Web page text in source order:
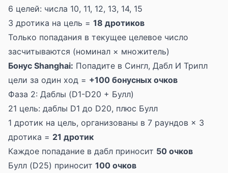
6 целей: числа 10, 11, 12, 13, 14, 15
3 дротика на цель = 18 дротиков
Только попадания в текущее целевое число
засчитываются (номинал × множитель)
Бонус Shanghai: Попадите в Сингл, Дабл И Трипл
цели за один ход = +100 бонусных очков
Фаза 2: Даблы (D1-D20 + Булл)
21 цель: даблы D1 до D20, плюс Булл
1 дротик на цель, организованы в 7 раундов × 3
дротика = 21 дротик
Каждое попадание в дабл приносит 50 очков
Булл (D25) приносит 100 очков